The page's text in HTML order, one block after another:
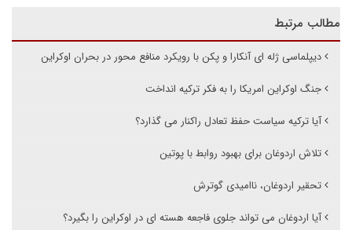
مطالب مرتبط
دیپلماسی ژله ای آنکارا و پکن با رویکرد منافع محور در بحران اوکراین
جنگ اوکراین امریکا را به فکر ترکیه انداخت
آیا ترکیه سیاست حفظ تعادل راکنار می گذارد؟
تلاش اردوغان برای بهبود روابط با پوتین
تحقیر اردوغان، ناامیدی گوترش
آیا اردوغان می تواند جلوی فاجعه هسته ای در اوکراین را بگیرد؟